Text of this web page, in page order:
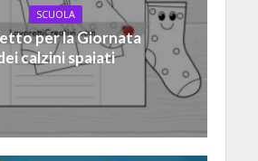
SCUOLA
per la Giornata
calzini spaiati